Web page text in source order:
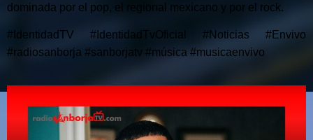
dominada por el pop, el regional mexicano y por el rock.
#IdentidadTV #IdentidadTvOficial #Noticias #Envivo
#radiosanborja #sanborjatv #música #musicaenvivo